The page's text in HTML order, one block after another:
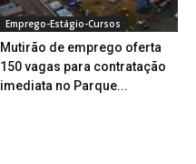
Emprego-Estágio-Cursos
Mutirão de emprego oferta
150 vagas para contratação
imediata no Parque...